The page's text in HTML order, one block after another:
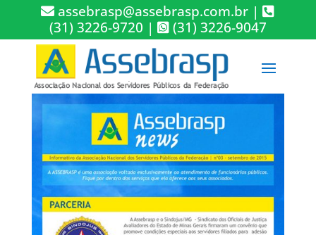
assebrasp@assebrasp.com.br |
(31) 3226-9720 | (31) 3226-9047